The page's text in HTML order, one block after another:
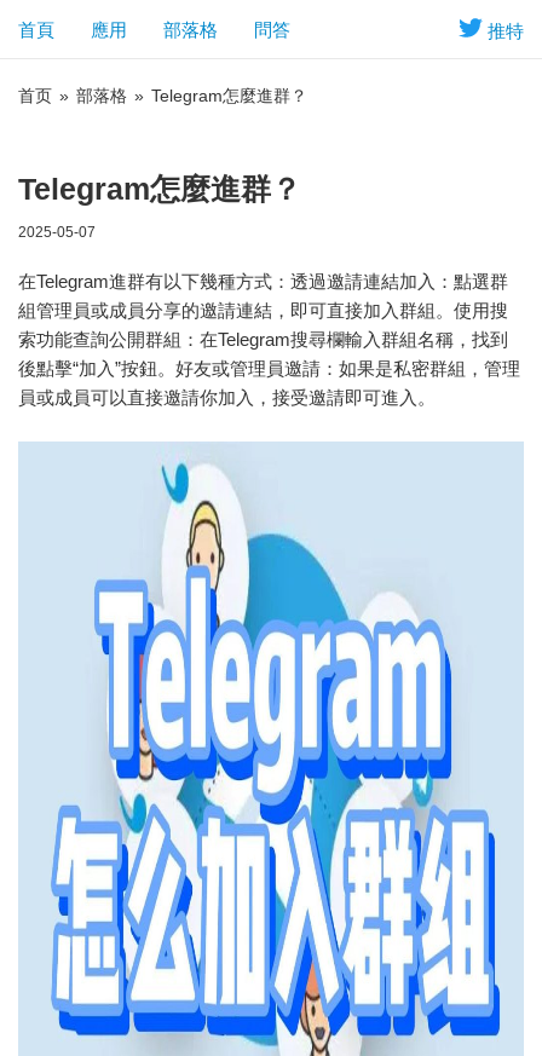
推特
首頁 應用 部落格 問答
首页 » 部落格 » Telegram怎麼進群？
Telegram怎麼進群？
2025-05-07
在Telegram進群有以下幾種方式：透過邀請連結加入：點選群
組管理員或成員分享的邀請連結，即可直接加入群組。使用搜
索功能查詢公開群組：在Telegram搜尋欄輸入群組名稱，找到
後點擊“加入”按鈕。好友或管理員邀請：如果是私密群組，管理
員或成員可以直接邀請你加入，接受邀請即可進入。